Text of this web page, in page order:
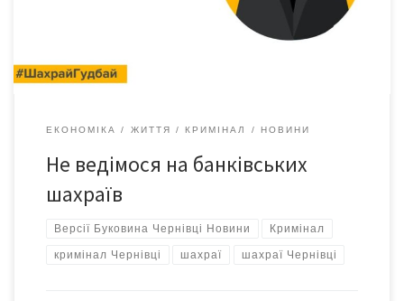
на спецлінію поліції «102» і повідомила, що невідома особа
шахрайським шляхом заволоділа її майже 17 тисячами гривень.
ЕКОНОМІКА ЖИТТЯ КРИМІНАЛ НОВИНИ
Не ведімося на банківських
шахраїв
Версії Буковина Чернівці Новини Кримінал
кримінал Чернівці шахраї шахраї Чернівці